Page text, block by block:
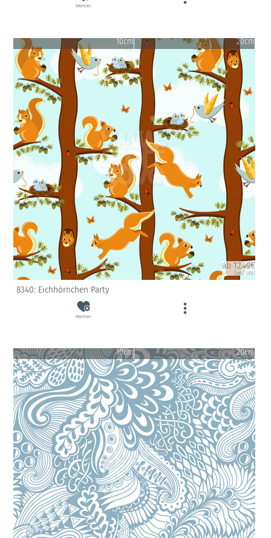
Merken
10cm 20cm
ab 12.49€
(inkl. USt)
8340: Eichhörnchen Party
Merken
10cm 20cm